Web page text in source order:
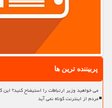
پربیننده ترین ها
می خواهید وزیر ارتباطات را استیضاح کنید؟ این
مردم از اینترنت کوتاه نمی آید